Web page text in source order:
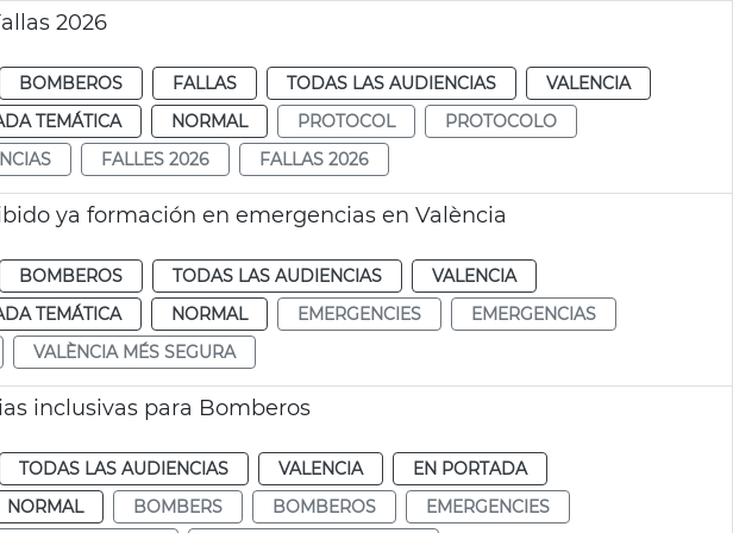
2026
BOMBEROS FALLAS TODAS LAS AUDIENCIAS
VALENCIA
TEMÁTICA NORMAL PROTOCOL
PROTOCOLO
FALLES 2026 FALLAS 2026
ya formación en emergencias en València
BOMBEROS TODAS LAS AUDIENCIAS
VALENCIA
TEMÁTICA NORMAL EMERGENCIES
EMERGENCIAS
VALÈNCIA MÉS SEGURA
inclusivas para Bomberos
TODAS LAS AUDIENCIAS VALENCIA
EN PORTADA
NORMAL BOMBERS BOMBEROS
EMERGENCIES